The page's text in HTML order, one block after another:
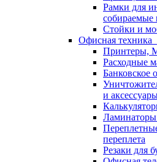
Рамки для
собираемые
Стойки и
Офисная техника
Принтеры,
Расходные
Банковское
и
Ламинаторы
переплета
Резаки для